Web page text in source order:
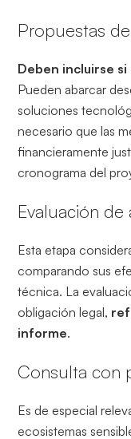
Propuestas
Deben incluirse
Pueden abarcar
soluciones
necesario que las
financieramente
cronograma del
Evaluación de
Esta etapa
comparando sus
técnica. La
obligación legal,
informe.
Consulta con
Es de especial
ecosistemas